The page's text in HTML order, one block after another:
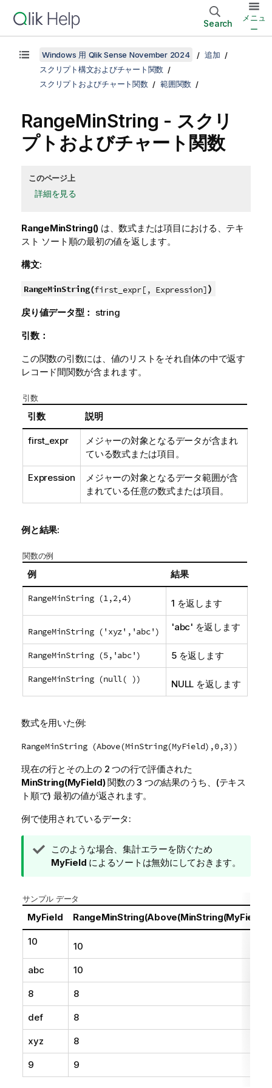
Search
メニュ
ー
Windows 用 Qlik Sense November 2024
追加
スクリプト構文およびチャート関数
スクリプトおよびチャート関数
範囲関数
RangeMinString - スクリ
プトおよびチャート関数
このページ上
詳細を見る
RangeMinString() は、数式または項目における、テキ
スト ソート順の最初の値を返します。
構文:
RangeMinString(first_expr[, Expression])
戻り値データ型： string
引数：
この関数の引数には、値のリストをそれ自体の中で返す
レコード間関数が含まれます。
引数
引数 説明
first_expr
メジャーの対象となるデータが含まれ
ている数式または項目。
Expression
メジャーの対象となるデータ範囲が含
まれている任意の数式または項目。
例と結果:
関数の例
例 結果
RangeMinString (1,2,4) 1 を返します
RangeMinString ('xyz','abc') 'abc' を返します
RangeMinString (5,'abc') 5 を返します
RangeMinString (null( )) NULL を返します
数式を用いた例:
RangeMinString (Above(MinString(MyField),0,3))
現在の行とその上の 2 つの行で評価された
MinString(MyField)関数の 3 つの結果のうち、(テキス
ト順で) 最初の値が返されます。
例で使用されているデータ:
ヒ
ン
モ
このような場合、集計エラーを防ぐため
MyField によるソートは無効にしておきます。
サンプル データ
MyField
10 10
abc 10
8 8
def 8
xyz 8
9 9